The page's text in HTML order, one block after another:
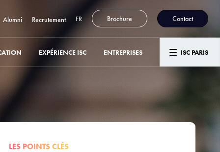
Alumni Recrutement FR Brochure Contact
EXPÉRIENCE ISC ENTREPRISES ISC PARIS
LES POINTS CLÉS